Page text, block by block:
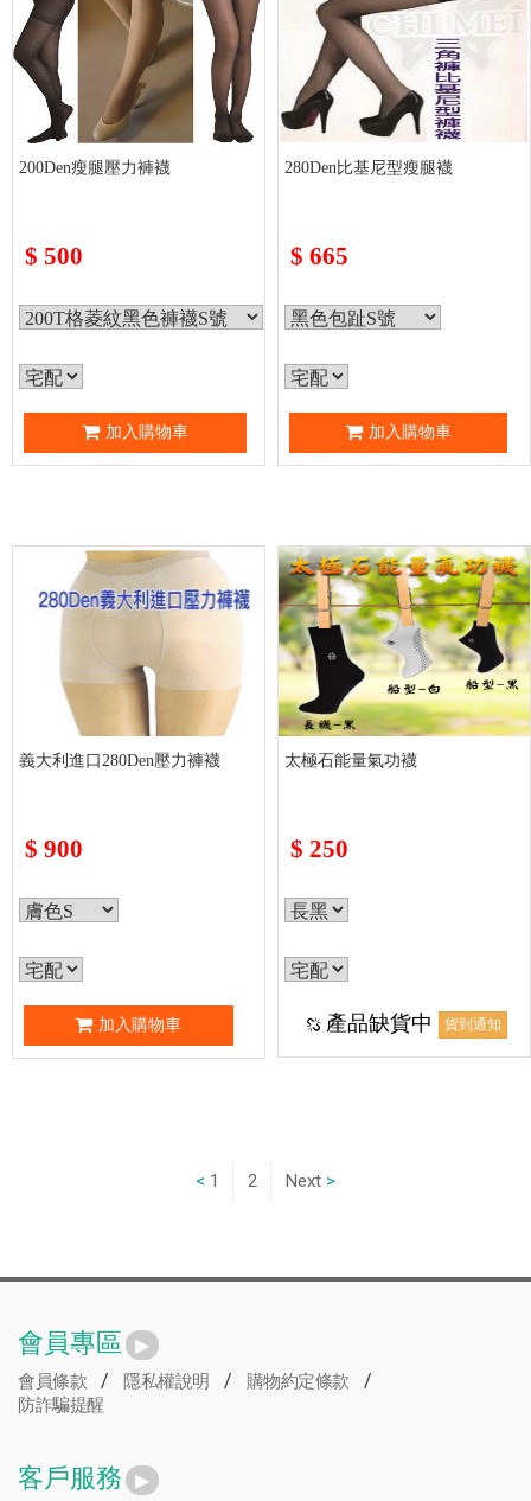
200Den瘦腿壓力褲襪
$ 500
加入購物車
280Den比基尼型瘦腿襪
$ 665
加入購物車
義大利進口280Den壓力褲襪
$ 900
加入購物車
太極石能量氣功襪
$ 250
產品缺貨中 貨到通知
1 2 Next
會員專區
會員條款 / 隱私權說明 / 購物約定條款 /
防詐騙提醒
客戶服務